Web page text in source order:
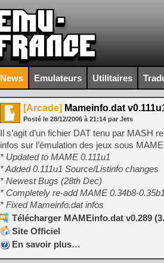
News Emulateurs Utilitaires
[Arcade] Mameinfo.dat
Posté le 28/12/2006 à 21:14 par Jets
Il s’agit d’un fichier DAT tenu par MASH
infos sur l’émulation des jeux sous
* Updated to MAME 0.111u1
* Added 0.111u1 Source/Listinfo changes
* Newest Bugs (28th Dec)
* Completely re-add MAME 0.34b8-
* Fixed Mameinfo.dat infos
Télécharger MAMEinfo.dat v0.289
Site Officiel
En savoir plus…